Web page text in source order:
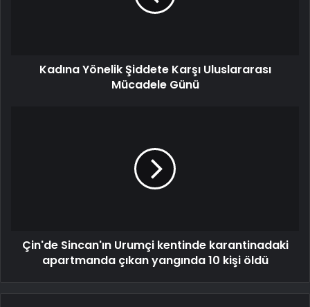
Kadına Yönelik Şiddete Karşı Uluslararası
Mücadele Günü
Çin'de Sincan'ın Urumçi kentinde karantinadaki
apartmanda çıkan yangında 10 kişi öldü